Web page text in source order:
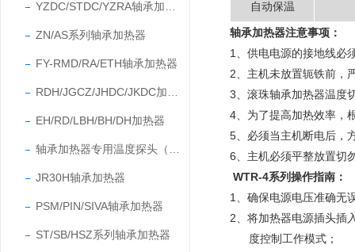
ZN/AS系列轴承加热器
FY-RMD/RA/ETH轴承加热器
EH/RD/LBH/BH/DH加热器
JR30H轴承加热器
PSM/PIN/SIVA轴承加热器
ST/SB/HSZ系列轴承加热器
自动保温
轴承加热器注意事项 ：
1、供电电源的接地线必
2、主机未放置轭铁前，
3、滚珠轴承加热器温度
4、为了提高加热效率，
5、必须当主机断电后，
6、 主机必须平整放置切
WTR-4系列操作指南 ：
1、确保电源电压准确无
2、将加热器电源插头插
度控制工作模式；